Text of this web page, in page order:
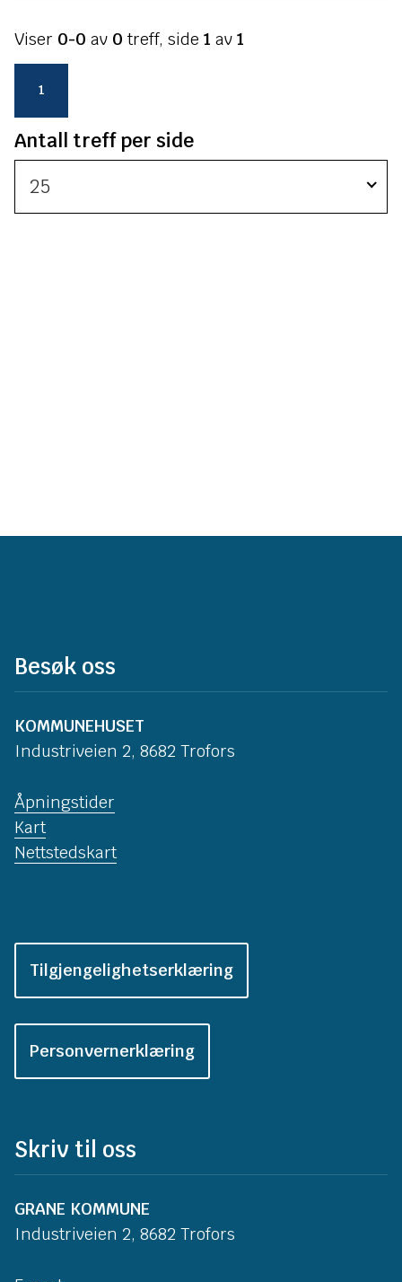
n
e
s
t
a
Viser 0-0 av 0 treff, side 1 av 1
1
Antall treff per side
25
Besøk oss
KOMMUNEHUSET
Industriveien 2, 8682 Trofors
Åpningstider
Kart
Nettstedskart
Tilgjengelighetserklæring
Personvernerklæring
Skriv til oss
GRANE KOMMUNE
Industriveien 2, 8682 Trofors